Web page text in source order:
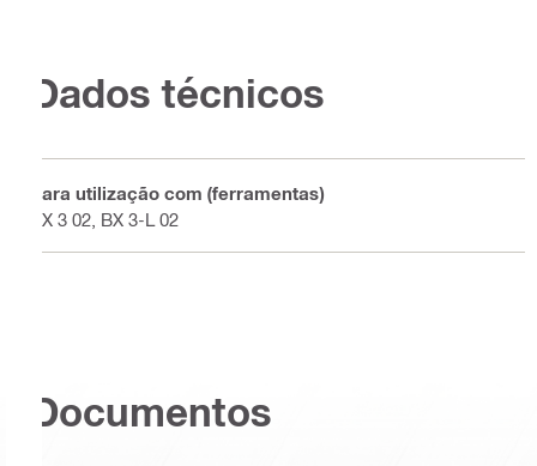
Dados técnicos
Para utilização com (ferramentas)
BX 3 02, BX 3-L 02
Documentos